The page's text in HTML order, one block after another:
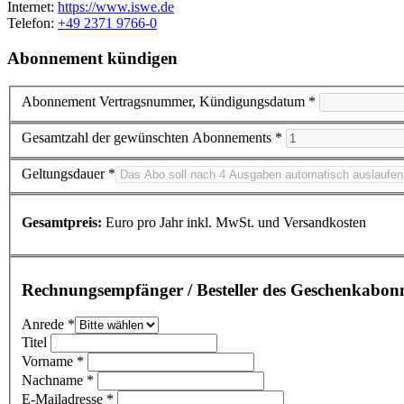
Internet: https://www.iswe.de
Telefon: +49 2371 9766-0
Abonnement kündigen
Abonnement Vertragsnummer, Kündigungsdatum *
Gesamtzahl der gewünschten Abonnements *
Geltungsdauer *
Gesamtpreis: Euro pro Jahr inkl. MwSt. und Versandkosten
Rechnungsempfänger / Besteller des
Anrede *
Titel
Vorname *
Nachname *
E-Mailadresse *